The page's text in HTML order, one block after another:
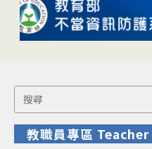
Search
for:
教職員專區 Teacher